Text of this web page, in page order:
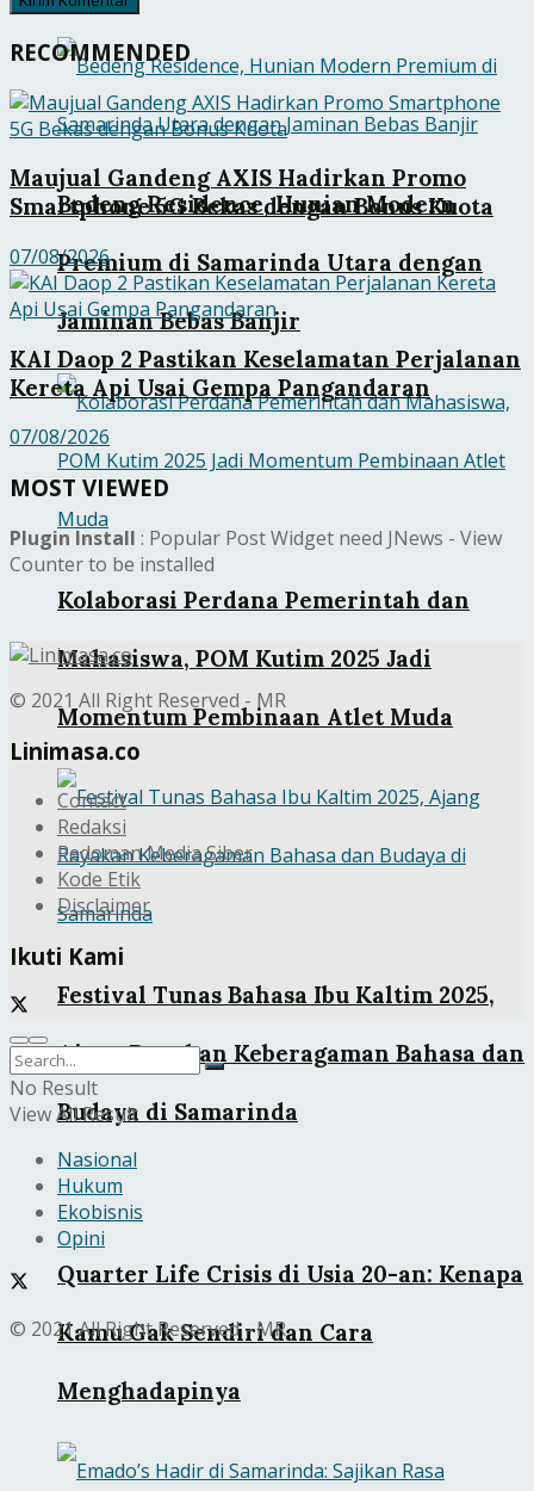
Bedeng Residence, Hunian Modern
Premium di Samarinda Utara dengan
Jaminan Bebas Banjir
Kolaborasi Perdana Pemerintah dan
Mahasiswa, POM Kutim 2025 Jadi
Momentum Pembinaan Atlet Muda
Festival Tunas Bahasa Ibu Kaltim 2025,
Ajang Rayakan Keberagaman Bahasa dan
Budaya di Samarinda
Quarter Life Crisis di Usia 20-an: Kenapa
Kamu Gak Sendiri dan Cara
Menghadapinya
RECOMMENDED
Maujual Gandeng AXIS Hadirkan Promo
Smartphone 5G Bekas dengan Bonus Kuota
07/08/2026
KAI Daop 2 Pastikan Keselamatan Perjalanan
Kereta Api Usai Gempa Pangandaran
07/08/2026
MOST VIEWED
Plugin Install : Popular Post Widget need JNews - View
Counter to be installed
© 2021 All Right Reserved - MR
Linimasa.co
Contact
Redaksi
Pedoman Media Siber
Kode Etik
Disclaimer
Ikuti Kami
No Result
View All Result
Nasional
Hukum
Ekobisnis
Opini
© 2021 All Right Reserved - MR